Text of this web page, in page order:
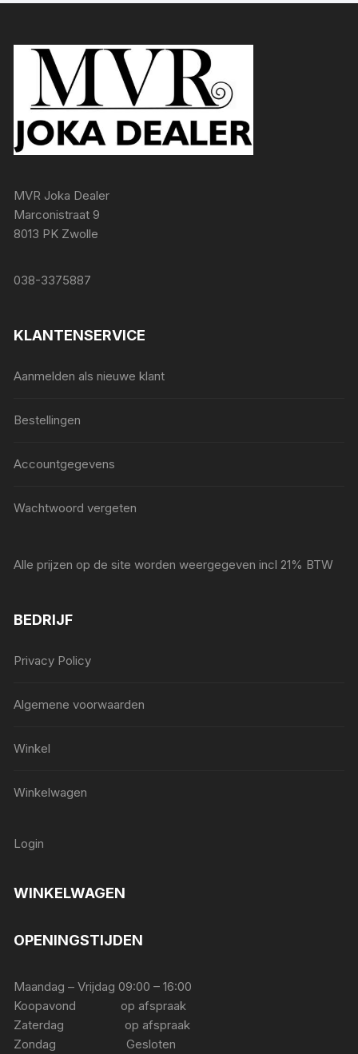
MVR Joka Dealer
Marconistraat 9
8013 PK Zwolle
038-3375887
KLANTENSERVICE
Aanmelden als nieuwe klant
Bestellingen
Accountgegevens
Wachtwoord vergeten
Alle prijzen op de site worden weergegeven incl 21% BTW
BEDRIJF
Privacy Policy
Algemene voorwaarden
Winkel
Winkelwagen
Login
WINKELWAGEN
OPENINGSTIJDEN
Maandag – Vrijdag 09:00 – 16:00
Koopavond op afspraak
Zaterdag op afspraak
Zondag Gesloten